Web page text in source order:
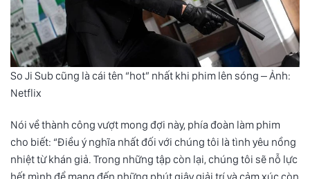
So Ji Sub cũng là cái tên “hot” nhất khi phim lên sóng – Ảnh:
Netflix
Nói về thành công vượt mong đợi này, phía đoàn làm phim
cho biết: “Điều ý nghĩa nhất đối với chúng tôi là tình yêu nồng
nhiệt từ khán giả. Trong những tập còn lại, chúng tôi sẽ nỗ lực